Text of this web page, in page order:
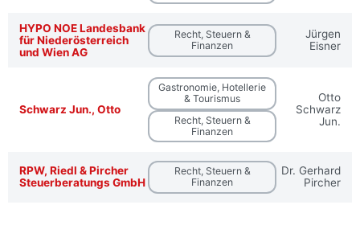
HYPO NOE Landesbank
für Niederösterreich
und Wien AG
Recht, Steuern &
Finanzen
Jürgen
Eisner
Schwarz Jun., Otto
Gastronomie, Hotellerie
& Tourismus
Recht, Steuern &
Finanzen
Otto
Schwarz
Jun.
RPW, Riedl & Pircher
Steuerberatungs GmbH
Recht, Steuern &
Finanzen
Dr. Gerhard
Pircher